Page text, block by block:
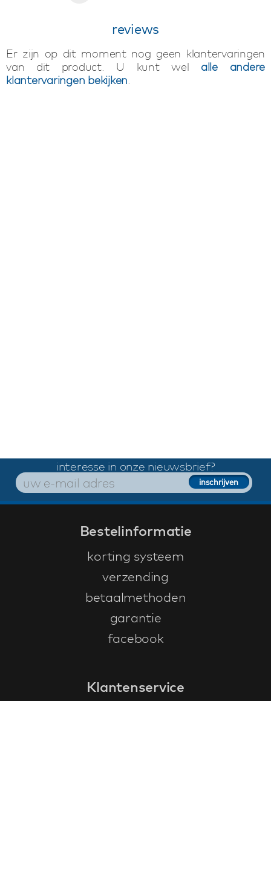
reviews
Er zijn op dit moment nog geen klantervaringen
van dit product. U kunt wel alle andere
klantervaringen bekijken.
interesse in onze nieuwsbrief?
Bestelinformatie
korting systeem
verzending
betaalmethoden
garantie
facebook
Klantenservice